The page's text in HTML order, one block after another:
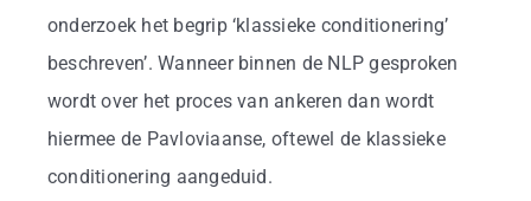
onderzoek het begrip ‘klassieke conditionering’
beschreven’. Wanneer binnen de NLP gesproken
wordt over het proces van ankeren dan wordt
hiermee de Pavloviaanse, oftewel de klassieke
conditionering aangeduid.